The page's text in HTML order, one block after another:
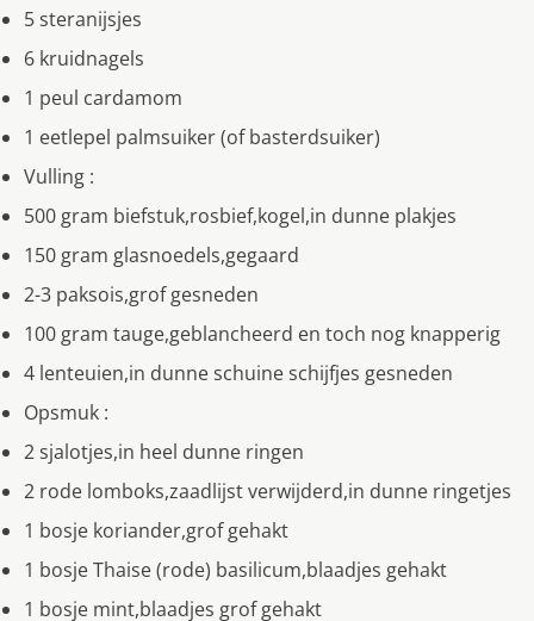
5 steranijsjes
6 kruidnagels
1 peul cardamom
1 eetlepel palmsuiker (of basterdsuiker)
Vulling :
500 gram biefstuk,rosbief,kogel,in dunne plakjes
150 gram glasnoedels,gegaard
2-3 paksois,grof gesneden
100 gram tauge,geblancheerd en toch nog knapperig
4 lenteuien,in dunne schuine schijfjes gesneden
Opsmuk :
2 sjalotjes,in heel dunne ringen
2 rode lomboks,zaadlijst verwijderd,in dunne ringetjes
1 bosje koriander,grof gehakt
1 bosje Thaise (rode) basilicum,blaadjes gehakt
1 bosje mint,blaadjes grof gehakt